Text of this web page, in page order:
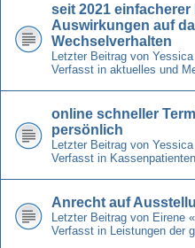
seit 2021
Auswirkungen auf
Wechselverhalten
Letzter Beitrag von Yessica
Verfasst in aktuelles und
online schneller
persönlich
Letzter Beitrag von Yessica
Verfasst in
Anrecht auf
Letzter Beitrag von Eirene «
Verfasst in Leistungen der